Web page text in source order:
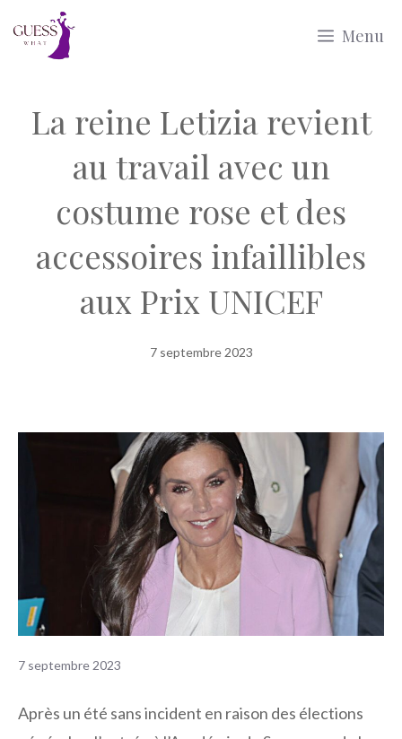
Menu
La reine Letizia revient
au travail avec un
costume rose et des
accessoires infaillibles
aux Prix UNICEF
7 septembre 2023
7 septembre 2023
Après un été sans incident en raison des élections